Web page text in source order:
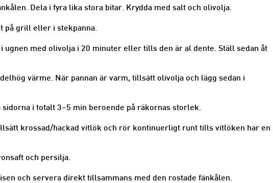
Dela i fyra lika stora bitar. Krydda med salt och olivolja.
på grill eller i stekpanna.
i ugnen med olivolja i 20 minuter eller tills den är al dente. Ställ sedan åt
värme. När pannan är varm, tillsätt olivolja och lägg sedan i
sidorna i totalt 3–5 min beroende på räkornas storlek.
krossad/hackad vitlök och rör kontinuerligt runt tills vitlöken har en
och persilja.
och servera direkt tillsammans med den rostade fänkålen.